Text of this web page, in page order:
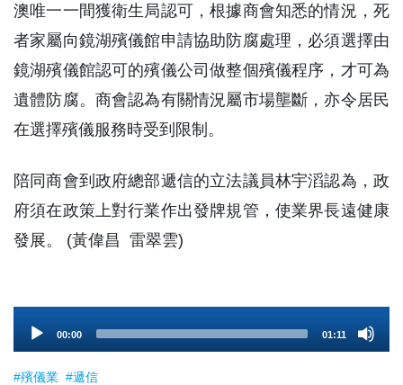
澳唯一一間獲衛生局認可，根據商會知悉的情況，死
者家屬向鏡湖殯儀館申請協助防腐處理，必須選擇由
鏡湖殯儀館認可的殯儀公司做整個殯儀程序，才可為
遺體防腐。商會認為有關情況屬市場壟斷，亦令居民
在選擇殯儀服務時受到限制。
陪同商會到政府總部遞信的立法議員林宇滔認為，政
府須在政策上對行業作出發牌規管，使業界長遠健康
發展。 (黃偉昌 雷翠雲)
Player
00:00 01:11
#殯儀業 #遞信